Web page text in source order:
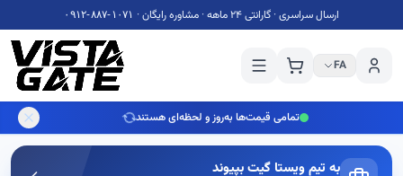
ارسال سراسری · گارانتی 24 ماهه · مشاوره رایگان · ۰۹۱۲-۸۸۷-۱۰۷۱
FA
تمامی قیمت‌ها به‌روز و لحظه‌ای هستند
به تیمِ ویستا گیت بپیوند